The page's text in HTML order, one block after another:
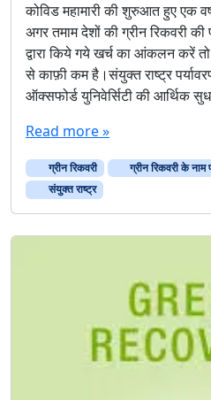
कोविड महामारी की शुरुआत हुए एक
अगर तमाम देशों की ग्रीन रिकवरी
द्वारा किये गये खर्च का आंकलन करें
से काफ़ी कम है।संयुक्त राष्ट्र
ऑक्सफोर्ड युनिवेर्सिटी की आर्थिक
Read more »
ग्रीन रिकवरी
ग्रीन रिकवरी के
संयुक्त राष्ट्र